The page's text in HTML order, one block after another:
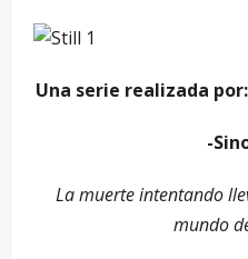
Una serie realizada
-
La muerte intentando
mundo